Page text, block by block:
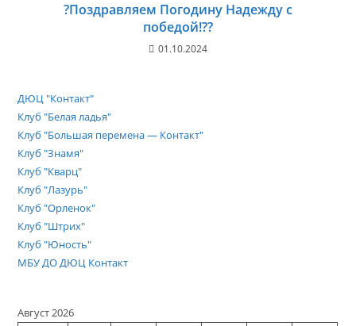
?Поздравляем Погодину Надежду с
победой!??
01.10.2024
ДЮЦ "Контакт"
Клуб "Белая ладья"
Клуб "Большая перемена — Контакт"
Клуб "Знамя"
Клуб "Кварц"
Клуб "Лазурь"
Клуб "Орленок"
Клуб "Штрих"
Клуб "Юность"
МБУ ДО ДЮЦ Контакт
Август 2026